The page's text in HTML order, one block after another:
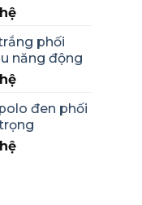
phối
năng động
đen phối